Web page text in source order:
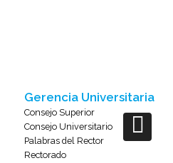
Gerencia Universitaria
Consejo Superior
Consejo Universitario
Palabras del Rector
Rectorado